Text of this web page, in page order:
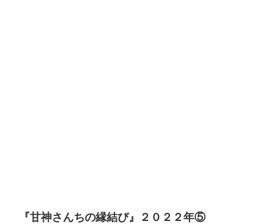
『甘神さんちの縁結び』２０２２年⑤